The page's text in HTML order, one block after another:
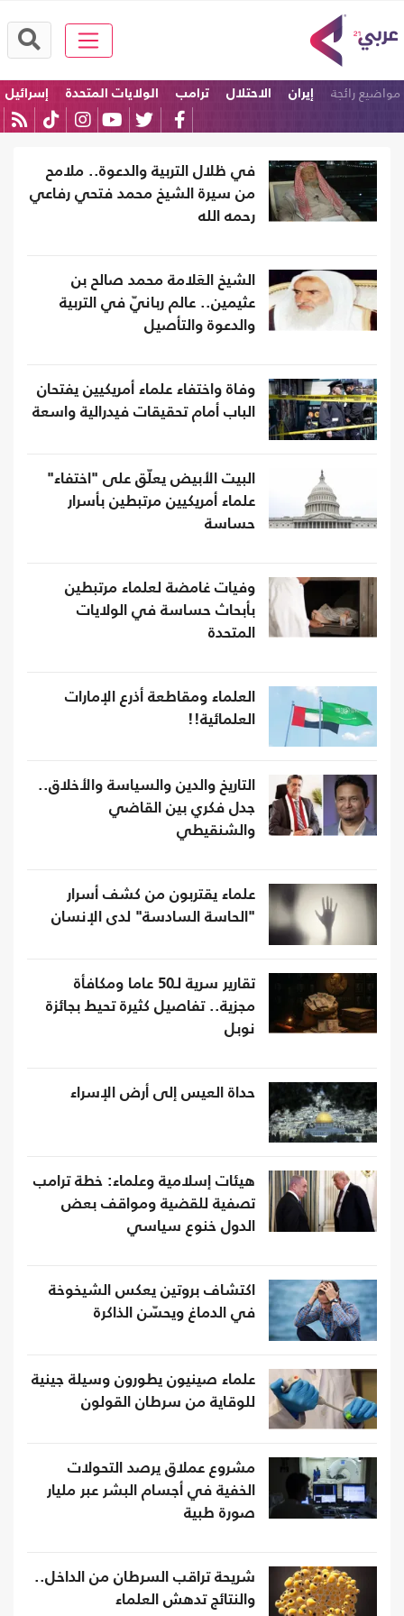
مواضيع رائجة إيران الاحتلال ترامب الولايات المتحدة
إسرائيل
في ظلال التربية والدعوة.. ملامح
من سيرة الشيخ محمد فتحي رفاعي
رحمه الله
الشيخ العَلامة محمد صالح بن
عثيمين.. عالم ربانيّ في التربية
والدعوة والتأصيل
وفاة واختفاء علماء أمريكيين يفتحان
الباب أمام تحقيقات فيدرالية واسعة
البيت الأبيض يعلّق على "اختفاء"
علماء أمريكيين مرتبطين بأسرار
حساسة
وفيات غامضة لعلماء مرتبطين
بأبحاث حساسة في الولايات
المتحدة
العلماء ومقاطعة أذرع الإمارات
العلمائية!!
التاريخ والدين والسياسة والأخلاق..
جدل فكري بين القاضي
والشنقيطي
علماء يقتربون من كشف أسرار
"الحاسة السادسة" لدى الإنسان
تقارير سرية لـ50 عاما ومكافأة
مجزية.. تفاصيل كثيرة تحيط بجائزة
نوبل
حداة العيس إلى أرض الإسراء
هيئات إسلامية وعلماء: خطة ترامب
تصفية للقضية ومواقف بعض
الدول خنوع سياسي
اكتشاف بروتين يعكس الشيخوخة
في الدماغ ويحسّن الذاكرة
علماء صينيون يطورون وسيلة جينية
للوقاية من سرطان القولون
مشروع عملاق يرصد التحولات
الخفية في أجسام البشر عبر مليار
صورة طبية
شريحة تراقب السرطان من الداخل..
والنتائج تدهش العلماء